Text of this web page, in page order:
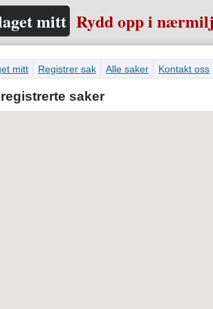
mitt Rydd opp i
mitt Registrer sak Alle saker Kontakt oss
saker